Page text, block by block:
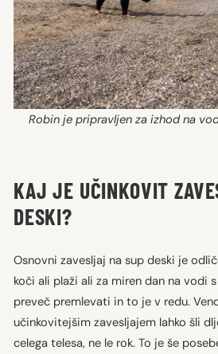
Robin je pripravljen za izhod na
KAJ JE UČINKOVIT
DESKI?
Osnovni zavesljaj na sup deski je
koči ali plaži ali za miren dan na vodi
preveč premlevati in to je v redu.
učinkovitejšim zavesljajem lahko šli
celega telesa, ne le rok. To je še